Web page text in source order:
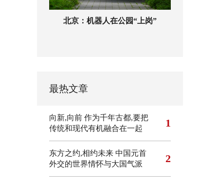
北京：机器人在公园“上岗”
最热文章
向新,向前 作为千年古都,要把
传统和现代有机融合在一起
1
东方之约,相约未来 中国元首
外交的世界情怀与大国气派
2